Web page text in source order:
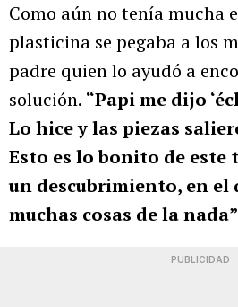
Como aún no tenía mucha
plasticina se pegaba a los
padre quien lo ayudó a
solución. “Papi me dijo
Lo hice y las piezas
Esto es lo bonito de este
un descubrimiento, en el
muchas cosas de la
PUBLICIDAD